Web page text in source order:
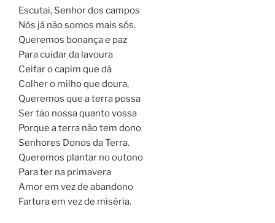
Escutai, Senhor dos campos
Nós já não somos mais sós.
Queremos bonança e paz
Para cuidar da lavoura
Ceifar o capim que dá
Colher o milho que doura,
Queremos que a terra possa
Ser tão nossa quanto vossa
Porque a terra não tem dono
Senhores Donos da Terra.
Queremos plantar no outono
Para ter na primavera
Amor em vez de abandono
Fartura em vez de miséria.